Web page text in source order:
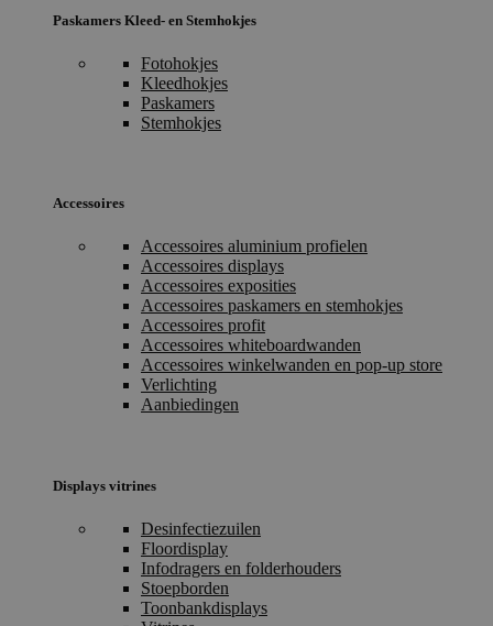
Paskamers Kleed- en Stemhokjes
Fotohokjes
Kleedhokjes
Paskamers
Stemhokjes
Accessoires
Accessoires aluminium profielen
Accessoires displays
Accessoires exposities
Accessoires paskamers en stemhokjes
Accessoires profit
Accessoires whiteboardwanden
Accessoires winkelwanden en pop-up store
Verlichting
Aanbiedingen
Displays vitrines
Desinfectiezuilen
Floordisplay
Infodragers en folderhouders
Stoepborden
Toonbankdisplays